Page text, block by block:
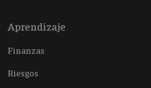
Aprendizaje
Finanzas
Riesgos